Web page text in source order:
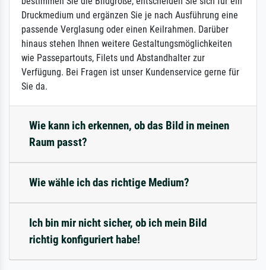
Druckmedium und ergänzen Sie je nach Ausführung eine
passende Verglasung oder einen Keilrahmen. Darüber
hinaus stehen Ihnen weitere Gestaltungsmöglichkeiten
wie Passepartouts, Filets und Abstandhalter zur
Verfügung. Bei Fragen ist unser Kundenservice gerne für
Sie da.
Wie kann ich erkennen, ob das Bild in meinen
Raum passt?
Wie wähle ich das richtige Medium?
Ich bin mir nicht sicher, ob ich mein Bild
richtig konfiguriert habe!